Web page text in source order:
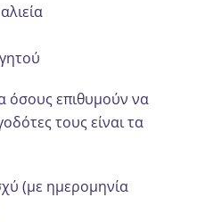
όσους επιθυμούν να
τους είναι τα
(με ημερομηνία